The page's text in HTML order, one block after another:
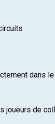
dans
de